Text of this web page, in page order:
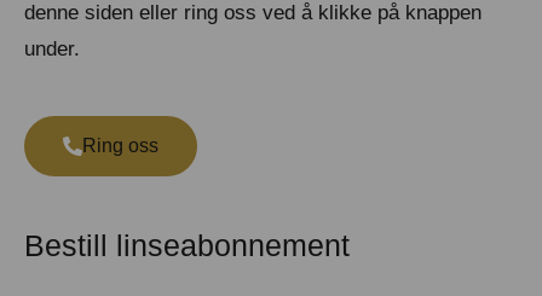
denne siden eller ring oss ved å klikke på knappen
under.
Ring oss
Bestill linseabonnement